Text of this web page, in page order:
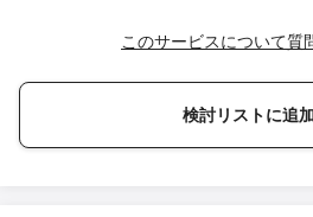
このサービスについて質
検討リストに追